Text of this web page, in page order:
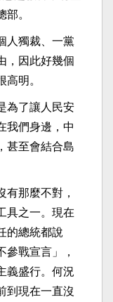
。
人獨裁、一黨
，因此好幾個
明。
為了讓人民安
我們身邊，中
甚至會結合島
有那麼不對，
具之一。現在
的總統都說
參戰宣言」，
義盛行。何況
到現在一直沒